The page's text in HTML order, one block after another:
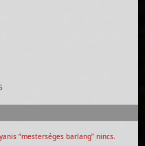
“mesterséges barlang” nincs.